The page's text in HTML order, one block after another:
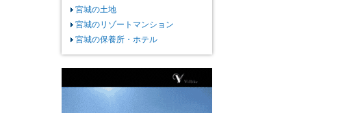
宮城の土地
宮城のリゾートマンション
宮城の保養所・ホテル